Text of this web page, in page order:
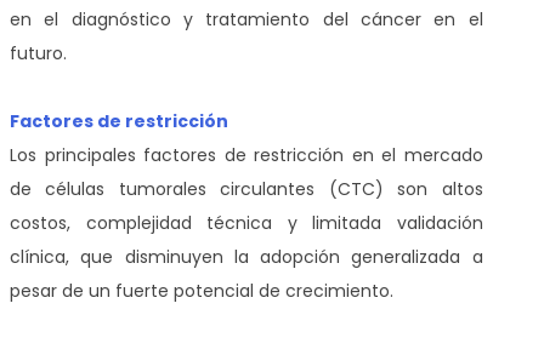
en el diagnóstico y tratamiento del cáncer en el
futuro.
Factores de restricción
Los principales factores de restricción en el mercado
de células tumorales circulantes (CTC) son altos
costos, complejidad técnica y limitada validación
clínica, que disminuyen la adopción generalizada a
pesar de un fuerte potencial de crecimiento.